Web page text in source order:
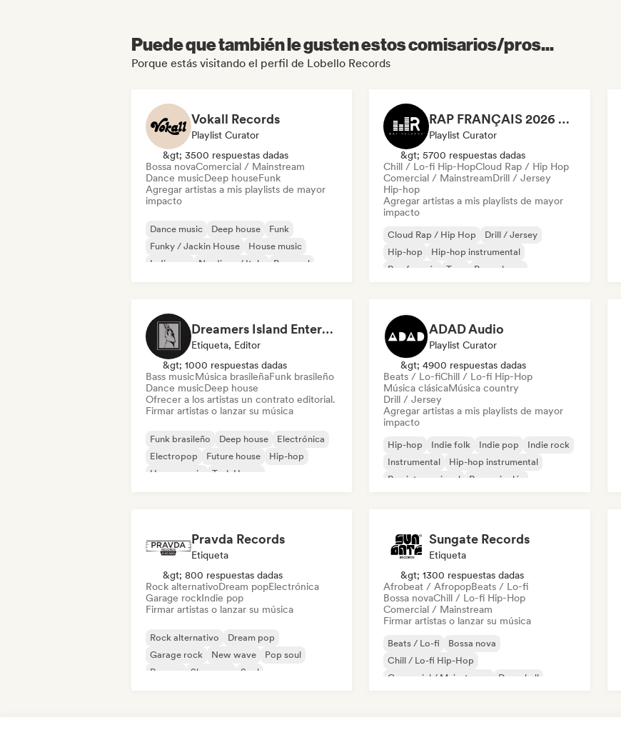
Puede que también le gusten estos comisarios/pros...
Porque estás visitando el perfil de Lobello Records
Vokall Records
Playlist Curator
&gt; 3500 respuestas dadas
Bossa novaComercial / Mainstream
Dance musicDeep houseFunk
Agregar artistas a mis playlists de mayor
impacto
Dance music Deep house
Funk
Funky / Jackin House
House music
Indie pop
Nu-disco / Italo Pop soul
RAP FRANÇAIS 2026 🔥🇫🇷 (Way Records)
Playlist Curator
&gt; 5700 respuestas dadas
Chill / Lo-fi Hip-HopCloud Rap / Hip Hop
Comercial / MainstreamDrill / Jersey
Hip-hop
Agregar artistas a mis playlists de mayor
impacto
Cloud Rap / Hip Hop
Drill / Jersey
Hip-hop
Hip-hop instrumental
Rap francés
Trap
Pop urbano
Dreamers Island Entertainment
Etiqueta, Editor
&gt; 1000 respuestas dadas
Bass musicMúsica brasileñaFunk brasileño
Dance musicDeep house
Ofrecer a los artistas un contrato editorial.
Firmar artistas o lanzar su música
Funk brasileño Deep house
Electrónica
Electropop
Future house
Hip-hop
House music
Tech House
ADAD Audio
Playlist Curator
&gt; 4900 respuestas dadas
Beats / Lo-fiChill / Lo-fi Hip-Hop
Música clásicaMúsica country
Drill / Jersey
Agregar artistas a mis playlists de mayor
impacto
Hip-hop Indie folk Indie pop
Indie rock
Instrumental
Hip-hop instrumental
Rap internacional
Rap en inglés
Pravda Records
Etiqueta
&gt; 800 respuestas dadas
Rock alternativoDream popElectrónica
Garage rockIndie pop
Firmar artistas o lanzar su música
Rock alternativo
Dream pop
Garage rock
New wave
Pop soul
Reggae
Shoegaze Soul
Sungate Records
Etiqueta
&gt; 1300 respuestas dadas
Afrobeat / AfropopBeats / Lo-fi
Bossa novaChill / Lo-fi Hip-Hop
Comercial / Mainstream
Firmar artistas o lanzar su música
Beats / Lo-fi
Bossa nova
Chill / Lo-fi Hip-Hop
Comercial / Mainstream
Dancehall